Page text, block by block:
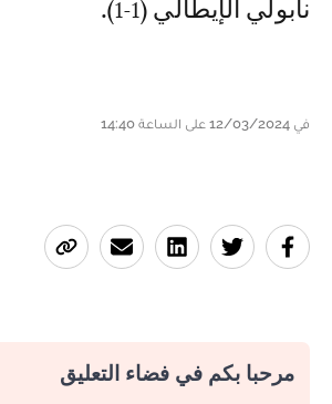
نابولي الإيطالي (1-1).
في 12/03/2024 على الساعة 14:40
مرحبا بكم في فضاء التعليق